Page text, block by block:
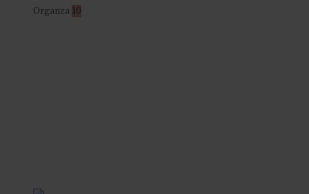
Organza 10